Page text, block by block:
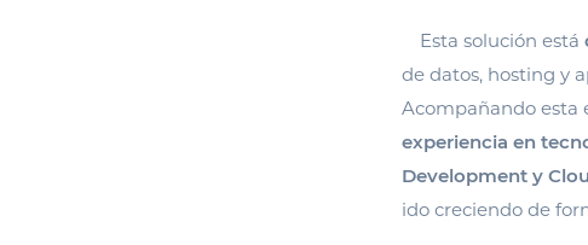
Esta solución está
de datos, hosting y
Acompañando esta
experiencia en
Development y
ido creciendo de